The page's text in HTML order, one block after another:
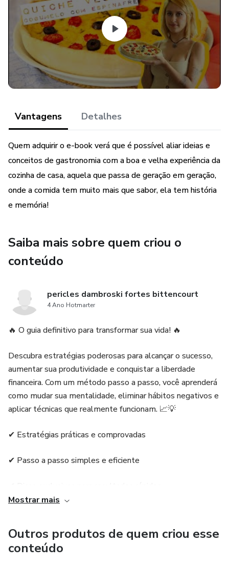
Vantagens Detalhes
Quem adquirir o e-book verá que é possível aliar ideias e
conceitos de gastronomia com a boa e velha experiência da
cozinha de casa, aquela que passa de geração em geração,
onde a comida tem muito mais que sabor, ela tem história
e memória!
Saiba mais sobre quem criou o
conteúdo
pericles dambroski fortes bittencourt
4 Ano Hotmarter
🔥 O guia definitivo para transformar sua vida! 🔥
Descubra estratégias poderosas para alcançar o sucesso,
aumentar sua produtividade e conquistar a liberdade
financeira. Com um método passo a passo, você aprenderá
como mudar sua mentalidade, eliminar hábitos negativos e
aplicar técnicas que realmente funcionam. 📈💡
✔ Estratégias práticas e comprovadas
✔ Passo a passo simples e eficiente
Mostrar mais
Outros produtos de quem criou esse
conteúdo